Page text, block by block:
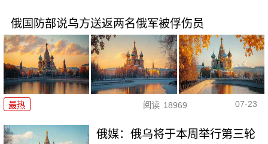
俄国防部说乌方送返两名俄军被俘伤员
最热 阅读 18969 07-23
俄媒：俄乌将于本周举行第三轮